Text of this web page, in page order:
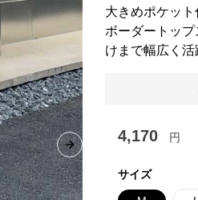
Next slide
大きめポケット
ボーダートッ
けまで幅広く活
4,170 円
サイズ